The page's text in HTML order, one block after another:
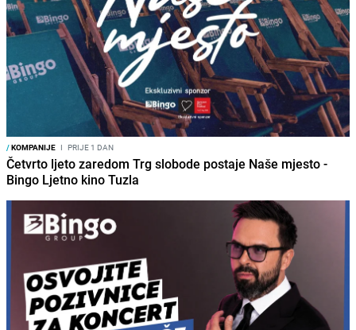
/KOMPANIJE I PRIJE 1 DAN
Četvrto ljeto zaredom Trg slobode postaje Naše mjesto -
Bingo Ljetno kino Tuzla